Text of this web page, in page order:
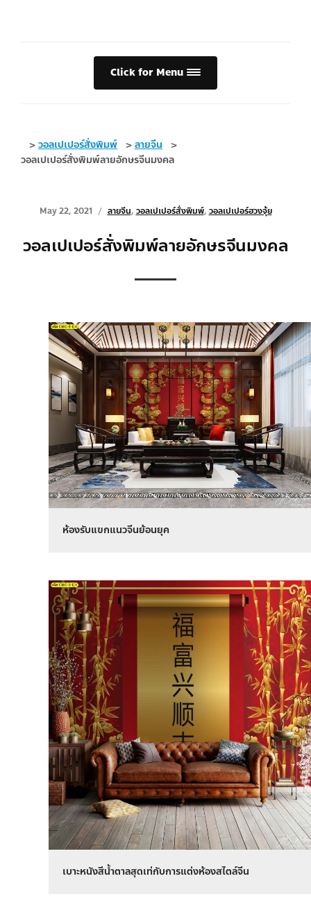
Click for Menu
>วอลเปเปอร์สั่งพิมพ์ >ลายจีน
>
วอลเปเปอร์สั่งพิมพ์ลายอักษรจีนมงคล
May 22, 2021 ลายจีน, วอลเปเปอร์สั่งพิมพ์, วอลเปเปอร์ฮวงจุ้ย
วอลเปเปอร์สั่งพิมพ์ลายอักษรจีนมงคล
ห้องรับแขกแนวจีนย้อนยุค
เบาะหนังสีน้ำตาลสุดเท่กับการแต่งห้องสไตล์จีน